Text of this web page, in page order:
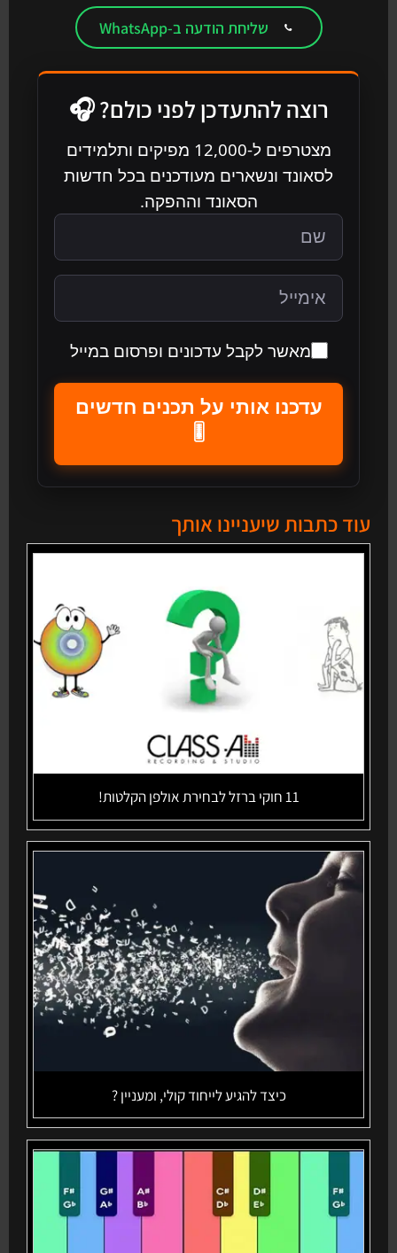
שליחת הודעה ב-WhatsApp
רוצה להתעדכן לפני כולם? 🎧
מצטרפים ל-12,000 מפיקים ותלמידים
לסאונד ונשארים מעודכנים בכל חדשות
הסאונד וההפקה.
מאשר לקבל עדכונים ופרסום במייל
עדכנו אותי על תכנים חדשים
🎚️
עוד כתבות שיעניינו אותך
11 חוקי ברזל לבחירת אולפן הקלטות!
כיצד להגיע לייחוד קולי, ומעניין ?